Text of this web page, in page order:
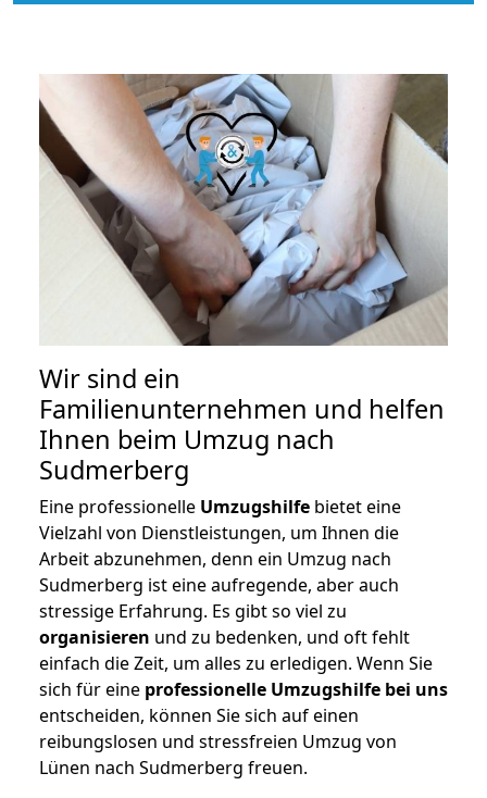
Wir sind ein
Familienunternehmen und helfen
Ihnen beim Umzug nach
Sudmerberg
Eine professionelle Umzugshilfe bietet eine
Vielzahl von Dienstleistungen, um Ihnen die
Arbeit abzunehmen, denn ein Umzug nach
Sudmerberg ist eine aufregende, aber auch
stressige Erfahrung. Es gibt so viel zu
organisieren und zu bedenken, und oft fehlt
einfach die Zeit, um alles zu erledigen. Wenn Sie
sich für eine professionelle Umzugshilfe bei uns
entscheiden, können Sie sich auf einen
reibungslosen und stressfreien Umzug von
Lünen nach Sudmerberg freuen.